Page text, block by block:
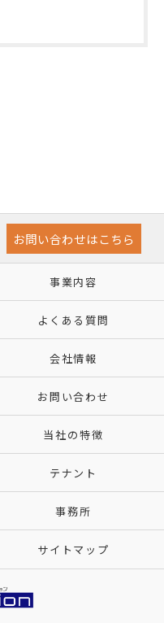
お問い合わせはこちら
事業内容
よくある質問
会社情報
お問い合わせ
当社の特徴
テナント
事務所
サイトマップ